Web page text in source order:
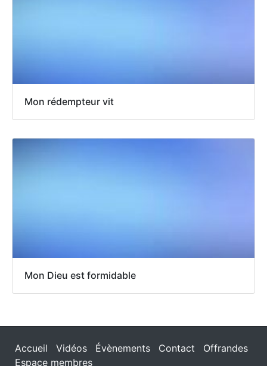
Mon rédempteur vit
Mon Dieu est formidable
Accueil Vidéos Évènements Contact
Offrandes
Espace membres